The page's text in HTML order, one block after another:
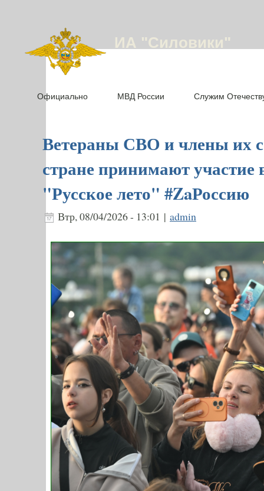
ИА "Силовики"
Официально МВД России Служим
Ветераны СВО и члены их
стране принимают участие
"Русское лето" #ZaРоссию
Втр, 08/04/2026 - 13:01 | admin